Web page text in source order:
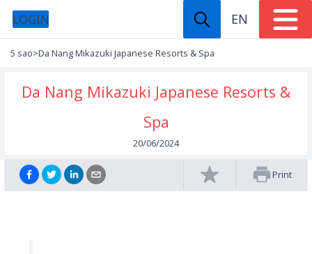
LOGIN EN
5 sao>Da Nang Mikazuki Japanese Resorts & Spa
Da Nang Mikazuki Japanese Resorts &
Spa
20/06/2024
Print